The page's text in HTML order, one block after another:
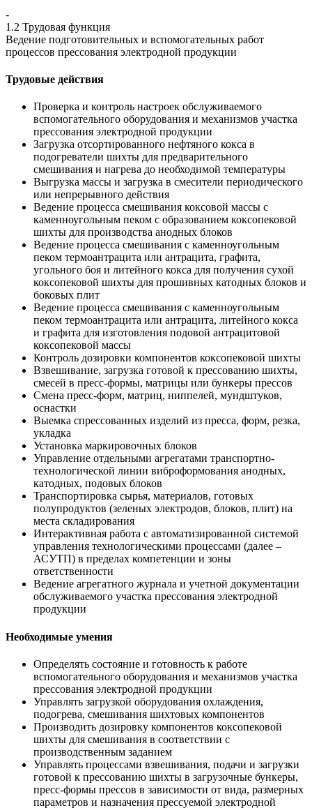
-
1.2 Трудовая функция
Ведение подготовительных и вспомогательных работ
процессов прессования электродной продукции
Трудовые действия
Проверка и контроль настроек обслуживаемого
вспомогательного оборудования и механизмов участка
прессования электродной продукции
Загрузка отсортированного нефтяного кокса в
подогреватели шихты для предварительного
смешивания и нагрева до необходимой температуры
Выгрузка массы и загрузка в смесители периодического
или непрерывного действия
Ведение процесса смешивания коксовой массы с
каменноугольным пеком с образованием коксопековой
шихты для производства анодных блоков
Ведение процесса смешивания с каменноугольным
пеком термоантрацита или антрацита, графита,
угольного боя и литейного кокса для получения сухой
коксопековой шихты для прошивных катодных блоков и
боковых плит
Ведение процесса смешивания с каменноугольным
пеком термоантрацита или антрацита, литейного кокса
и графита для изготовления подовой антрацитовой
коксопековой массы
Контроль дозировки компонентов коксопековой шихты
Взвешивание, загрузка готовой к прессованию шихты,
смесей в пресс-формы, матрицы или бункеры прессов
Смена пресс-форм, матриц, ниппелей, мундштуков,
оснастки
Выемка спрессованных изделий из пресса, форм, резка,
укладка
Установка маркировочных блоков
Управление отдельными агрегатами транспортно-
технологической линии виброформования анодных,
катодных, подовых блоков
Транспортировка сырья, материалов, готовых
полупродуктов (зеленых электродов, блоков, плит) на
места складирования
Интерактивная работа с автоматизированной системой
управления технологическими процессами (далее –
АСУТП) в пределах компетенции и зоны
ответственности
Ведение агрегатного журнала и учетной документации
обслуживаемого участка прессования электродной
продукции
Необходимые умения
Определять состояние и готовность к работе
вспомогательного оборудования и механизмов участка
прессования электродной продукции
Управлять загрузкой оборудования охлаждения,
подогрева, смешивания шихтовых компонентов
Производить дозировку компонентов коксопековой
шихты для смешивания в соответствии с
производственным заданием
Управлять процессами взвешивания, подачи и загрузки
готовой к прессованию шихты в загрузочные бункеры,
пресс-формы прессов в зависимости от вида, размерных
параметров и назначения прессуемой электродной